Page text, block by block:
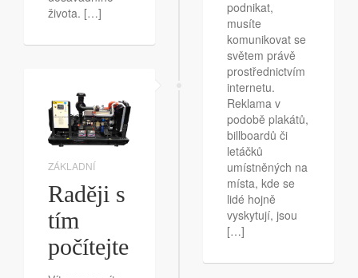
života. […]
podnikat,
musíte
komunikovat se
světem právě
prostřednictvím
internetu.
Reklama v
podobě plakátů,
billboardů či
letáčků
umístněných na
místa, kde se
lidé hojně
vyskytují, jsou
[…]
ZÁKLADNÍ
Raději s
tím
počítejte